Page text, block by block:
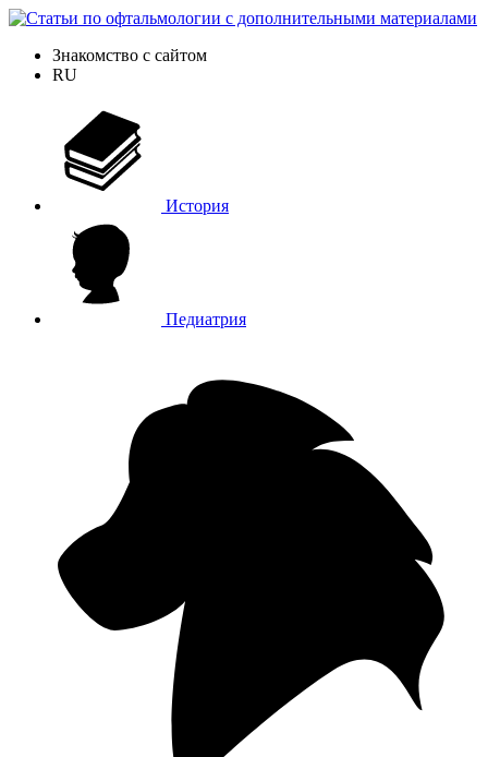
Знакомство с сайтом
RU
История
Педиатрия